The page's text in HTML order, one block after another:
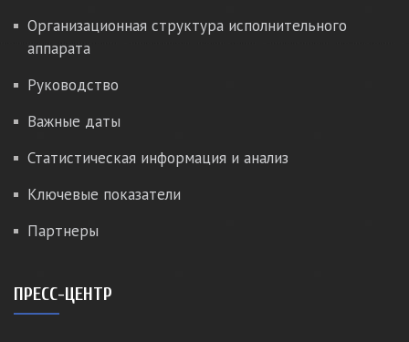
Организационная структура исполнительного
аппарата
Руководство
Важные даты
Статистическая информация и анализ
Ключевые показатели
Партнеры
ПРЕСС-ЦЕНТР